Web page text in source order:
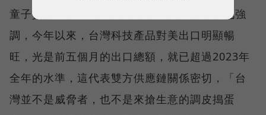
童子賢指出，這屬於美國內政不便批評，但他強
調，今年以來，台灣科技產品對美出口明顯暢
旺，光是前五個月的出口總額，就已超過2023年
全年的水準，這代表雙方供應鏈關係密切，「台
灣並不是威脅者，也不是來搶生意的調皮搗蛋